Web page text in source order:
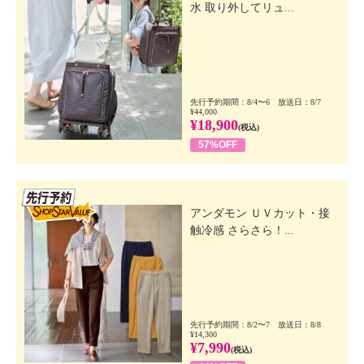
水 取り外してリュ...
先行予約期間：8/4〜6 放送日：8/7
¥44,000
¥18,900(税込)
57%OFF
アンダモン ＵＶカット・接
触冷感 さらさら！...
先行予約期間：8/2〜7 放送日：8/8
¥14,300
¥7,990(税込)